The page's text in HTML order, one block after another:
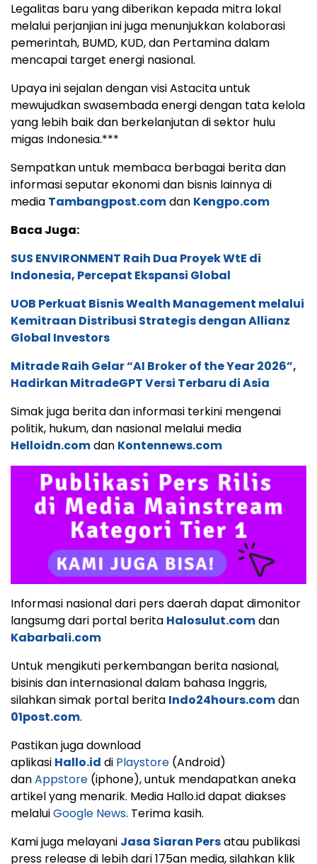
Legalitas baru yang diberikan kepada mitra lokal
melalui perjanjian ini juga menunjukkan kolaborasi
pemerintah, BUMD, KUD, dan Pertamina dalam
mencapai target energi nasional.
Upaya ini sejalan dengan visi Astacita untuk
mewujudkan swasembada energi dengan tata kelola
yang lebih baik dan berkelanjutan di sektor hulu
migas Indonesia.***
Sempatkan untuk membaca berbagai berita dan
informasi seputar ekonomi dan bisnis lainnya di
media Tambangpost.comdan Kengpo.com
Baca Juga:
SUS ENVIRONMENT Raih Dua Proyek WtE di
Indonesia, Percepat Ekspansi Global
UOB Perkuat Bisnis Wealth Management melalui
Kemitraan Distribusi Strategis dengan Allianz
Global Investors
Mitrade Raih Gelar “AI Broker of the Year 2026”,
Hadirkan MitradeGPT Versi Terbaru di Asia
Simak juga berita dan informasi terkini mengenai
politik, hukum, dan nasional melalui media
Helloidn.comdan Kontennews.com
Informasi nasional dari pers daerah dapat dimonitor
langsumg dari portal berita Halosulut.comdan
Kabarbali.com
Untuk mengikuti perkembangan berita nasional,
bisinis dan internasional dalam bahasa Inggris,
silahkan simak portal berita Indo24hours.comdan
01post.com.
Pastikan juga download
aplikasi Hallo.id di Playstore (Android)
danAppstore (iphone), untuk mendapatkan aneka
artikel yang menarik. Media Hallo.id dapat diakses
melaluiGoogle News. Terima kasih.
Kami juga melayani Jasa Siaran Persatau publikasi
press release di lebih dari 175an media, silahkan klik